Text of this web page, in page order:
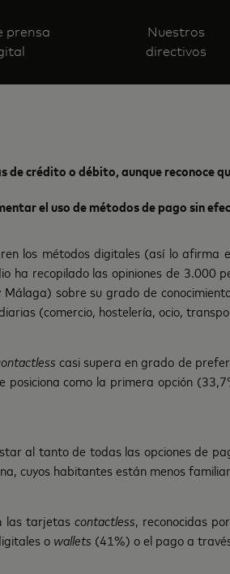
prensa
Nuestros
directivos
crédito o débito, aunque reconoce
el uso de métodos de pago sin
los métodos digitales (así lo afirma
ha recopilado las opiniones de 3.000
sobre su grado de
(comercio, hostelería, ocio,
casi supera en grado de
como la primera opción
al tanto de todas las opciones de
cuyos habitantes están menos
las tarjetas contactless, reconocidas
o wallets (41%) o el pago a